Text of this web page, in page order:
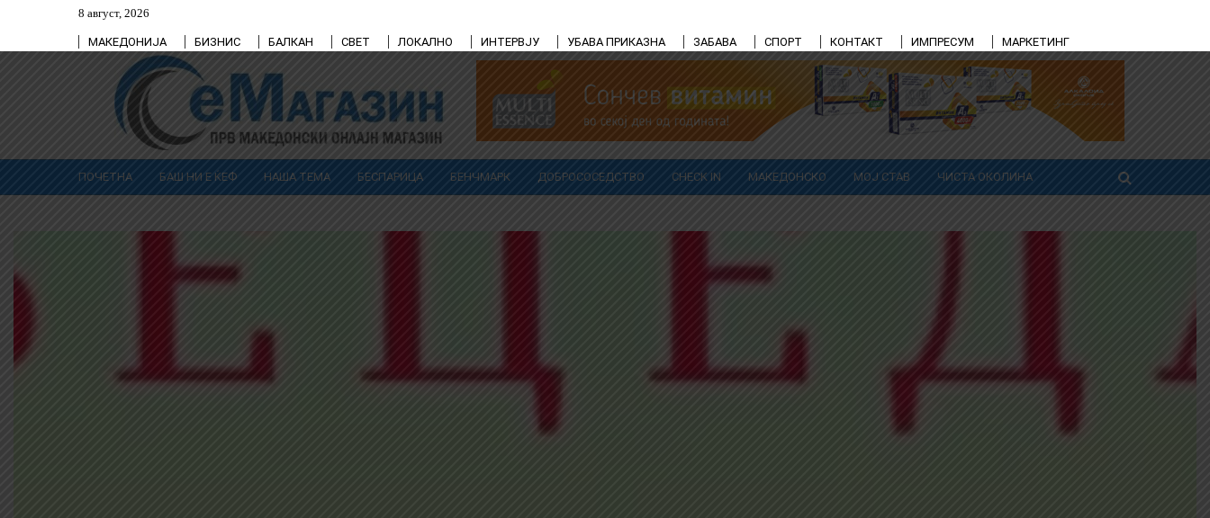
8 август, 2026
МАКЕДОНИЈА БИЗНИС БАЛКАН СВЕТ ЛОКАЛНО ИНТЕРВЈУ УБАВА ПРИКАЗНА ЗАБАВА СПОРТ КОНТАКТ ИМПРЕСУМ МАРКЕТИНГ
ПОЧЕТНА БАШ НИ Е ЌЕФ НАША ТЕМА БЕСПАРИЦА БЕНЧМАРК ДОБРОСОСЕДСТВО CHECK IN МАКЕДОНСКО МОЈ СТАВ ЧИСТА ОКОЛИНА